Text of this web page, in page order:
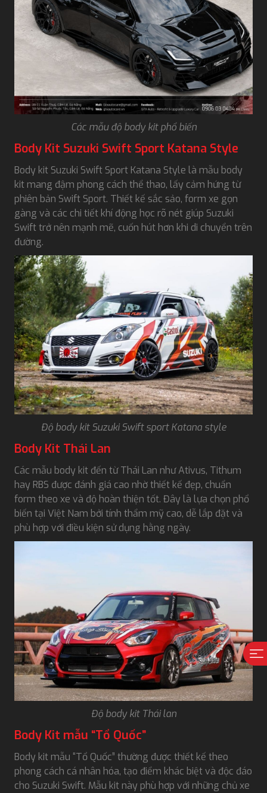
Các mẫu độ body kit phổ biến
Body Kit Suzuki Swift Sport Katana Style
Body kit Suzuki Swift Sport Katana Style là mẫu body
kit mang đậm phong cách thể thao, lấy cảm hứng từ
phiên bản Swift Sport. Thiết kế sắc sảo, form xe gọn
gàng và các chi tiết khí động học rõ nét giúp Suzuki
Swift trở nên mạnh mẽ, cuốn hút hơn khi di chuyển trên
đường.
Độ body kit Suzuki Swift sport Katana style
Body Kit Thái Lan
Các mẫu body kit đến từ Thái Lan như Ativus, Tithum
hay RBS được đánh giá cao nhờ thiết kế đẹp, chuẩn
form theo xe và độ hoàn thiện tốt. Đây là lựa chọn phổ
biến tại Việt Nam bởi tính thẩm mỹ cao, dễ lắp đặt và
phù hợp với điều kiện sử dụng hằng ngày.
Độ body kit Thái lan
Body Kit mẫu “Tổ Quốc”
Body kit mẫu “Tổ Quốc” thường được thiết kế theo
phong cách cá nhân hóa, tạo điểm khác biệt và độc đáo
cho Suzuki Swift. Mẫu kit này phù hợp với những chủ xe